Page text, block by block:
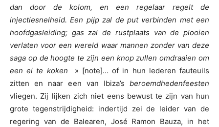
dan door de kolom, en een regelaar regelt de
injectiesnelheid. Een pijp zal de put verbinden met een
hoofdgasleiding; gas zal de rustplaats van de plooien
verlaten voor een wereld waar mannen zonder van deze
saga op de hoogte te zijn een knop zullen omdraaien om
een ei te koken
» [note]… of in hun lederen fauteuils
zitten en naar een van Ibiza’s beroemdhedenfeesten
vliegen. Zij lijken zich niet eens bewust te zijn van hun
grote tegenstrijdigheid: indertijd zei de leider van de
regering van de Balearen, José Ramon Bauza, in het